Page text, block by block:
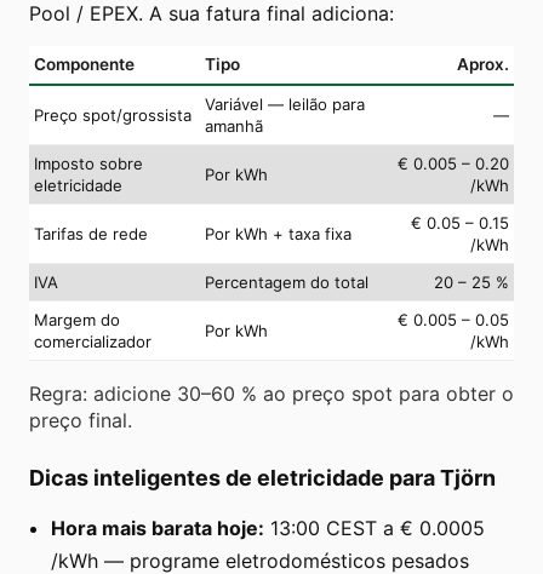
Pool / EPEX. A sua fatura final adiciona:
Componente Tipo Aprox.
Preço spot/grossista
Variável — leilão para
amanhã
—
Imposto sobre
eletricidade
Por kWh
€ 0.005 – 0.20
/kWh
Tarifas de rede Por kWh + taxa fixa
€ 0.05 – 0.15
/kWh
IVA
Percentagem do total
20 – 25 %
Margem do
comercializador
Por kWh
€ 0.005 – 0.05
/kWh
Regra: adicione 30–60 % ao preço spot para obter o
preço final.
Dicas inteligentes de eletricidade para Tjörn
Hora mais barata hoje: 13:00 CEST a € 0.0005
/kWh — programe eletrodomésticos pesados